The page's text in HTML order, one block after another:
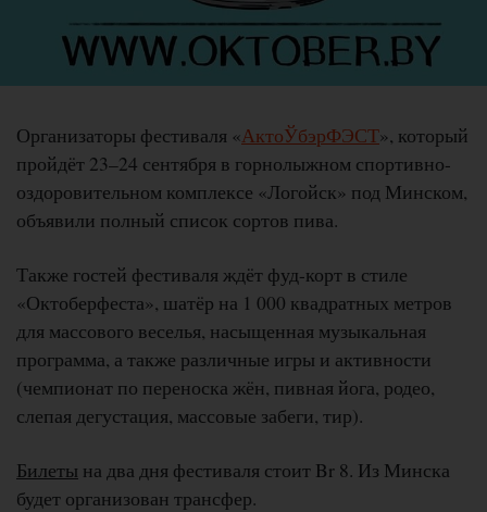
Организаторы фестиваля «АктоЎбэрФЭСТ», который
пройдёт 23–24 сентября в горнолыжном спортивно-
оздоровительном комплексе «Логойск» под Минском,
объявили полный список сортов пива.
Также гостей фестиваля ждёт фуд-корт в стиле
«Октоберфеста», шатёр на 1 000 квадратных метров
для массового веселья, насыщенная музыкальная
программа, а также различные игры и активности
(чемпионат по переноска жён, пивная йога, родео,
слепая дегустация, массовые забеги, тир).
Билеты на два дня фестиваля стоит Br 8. Из Минска
будет организован трансфер.